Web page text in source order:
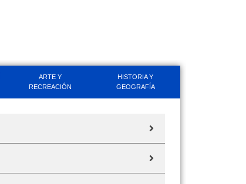
ARTE Y
RECREACIÓN
HISTORIA Y
GEOGRAFÍA